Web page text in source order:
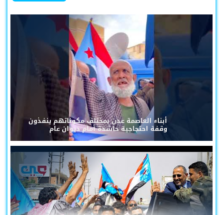
أبناء العاصمة عدن بمختلف مكوناتهم ينفذون
وقفة احتجاجية حاشدة أمام ديوان عام